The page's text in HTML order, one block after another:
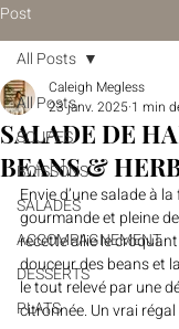
Post
All Posts
SOUPES
BOISSONS
SALADES
ACCOMPAGNEMENT
DESSERTS
PLATS
All Posts
SALADE DE
BEANS &
Caleigh Megless
23 janv. 2025 1 min
Envie d’une salade à
gourmande et pleine
recette allie le
douceur des beans et
le tout relevé par une
citronnée. Un vrai